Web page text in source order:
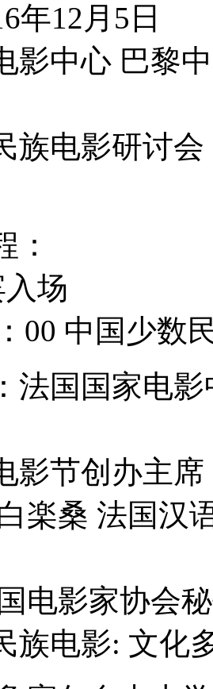
年12月5日
影中心 巴黎
族电影研讨会
：
入场
00 中国少数
法国国家电
影节创办主
楽桑 法国汉
电影家协会
族电影: 文化